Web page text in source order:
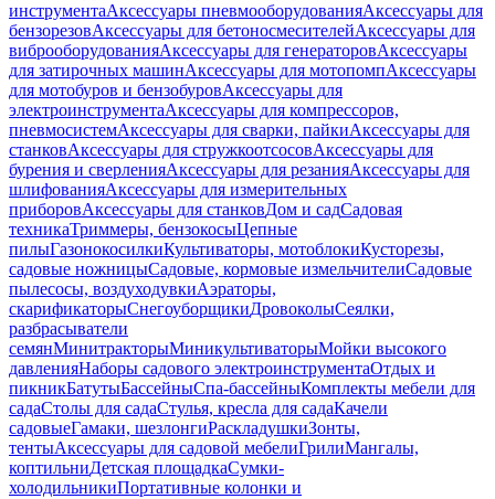
инструментаАксессуары пневмооборудованияАксессуары для
бензорезовАксессуары для бетоносмесителейАксессуары для
виброоборудованияАксессуары для генераторовАксессуары
для затирочных машинАксессуары для мотопомпАксессуары
для мотобуров и бензобуровАксессуары для
электроинструментаАксессуары для компрессоров,
пневмосистемАксессуары для сварки, пайкиАксессуары для
станковАксессуары для стружкоотсосовАксессуары для
бурения и сверленияАксессуары для резанияАксессуары для
шлифованияАксессуары для измерительных
приборовАксессуары для станковДом и садСадовая
техникаТриммеры, бензокосыЦепные
пилыГазонокосилкиКультиваторы, мотоблокиКусторезы,
садовые ножницыСадовые, кормовые измельчителиСадовые
пылесосы, воздуходувкиАэраторы,
скарификаторыСнегоуборщикиДровоколыСеялки,
разбрасыватели
семянМинитракторыМиникультиваторыМойки высокого
давленияНаборы садового электроинструментаОтдых и
пикникБатутыБассейныСпа-бассейныКомплекты мебели для
садаСтолы для садаСтулья, кресла для садаКачели
садовыеГамаки, шезлонгиРаскладушкиЗонты,
тентыАксессуары для садовой мебелиГрилиМангалы,
коптильниДетская площадкаСумки-
холодильникиПортативные колонки и